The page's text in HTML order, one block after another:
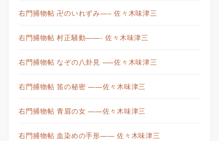
右門捕物帖 卍のいれずみ—– 佐々木味津三
右門捕物帖 村正騒動——- 佐々木味津三
右門捕物帖 なぞの八卦見 —–佐々木味津三
右門捕物帖 笛の秘密 ——佐々木味津三
右門捕物帖 青眉の女 ——佐々木味津三
右門捕物帖 血染めの手形—— 佐々木味津三